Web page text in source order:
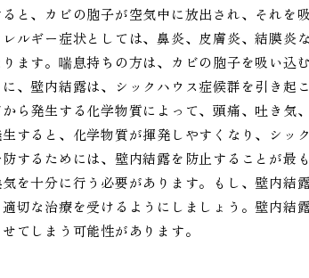
と、カビの胞子が空気中に放出され、それを
ルギー症状としては、鼻炎、皮膚炎、結膜炎
ます。喘息持ちの方は、カビの胞子を吸い込
、壁内結露は、シックハウス症候群を引き起
ら発生する化学物質によって、頭痛、吐き気
すると、化学物質が揮発しやすくなり、シッ
するためには、壁内結露を防止することが最
を十分に行う必要があります。もし、壁内結
切な治療を受けるようにしましょう。壁内結
てしまう可能性があります。